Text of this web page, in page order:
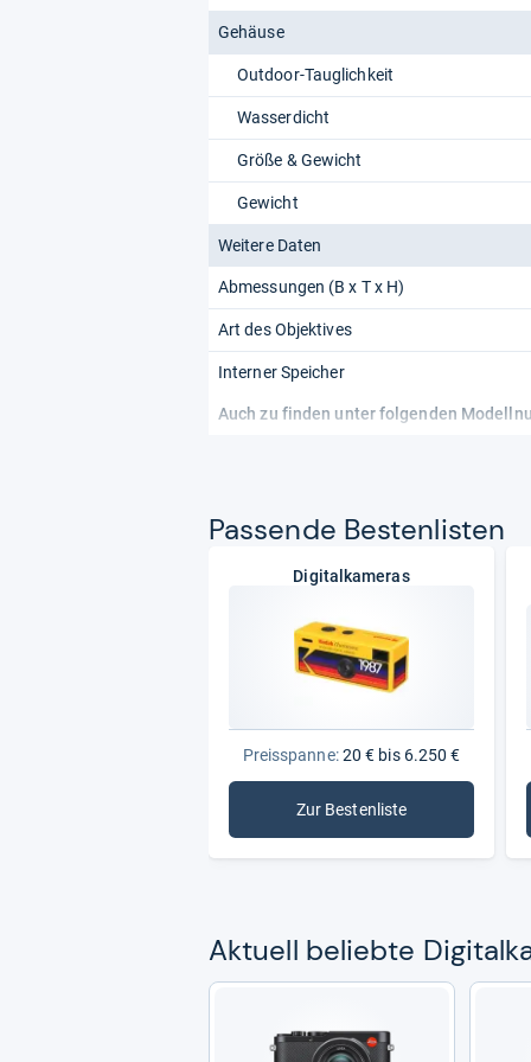
Gehäuse
Outdoor-Tauglichkeit
Wasserdicht
Größe & Gewicht
Gewicht
Weitere Daten
Abmessungen (B x T x H)
Art des Objektives
Interner Speicher
Auch zu finden unter folgenden
Pas­sende Bes­ten­lis­ten
Digitalkameras
Preisspanne:20 € bis 6.250 €
Zur Bestenliste: Digitalkameras
Aktu­ell beliebte